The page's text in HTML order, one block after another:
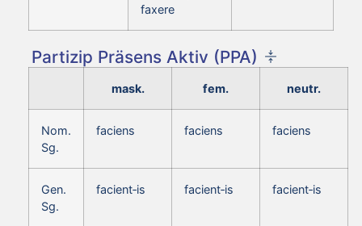
faxere
Partizip Präsens Aktiv (PPA)
mask. fem. neutr.
Nom.
Sg.
faciens faciens faciens
Gen.
Sg.
facient‑is facient‑is facient‑is